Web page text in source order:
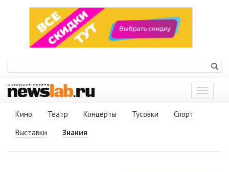
Показать
меню
Кино
Театр Концерты Тусовки
Спорт
Выставки
Знания